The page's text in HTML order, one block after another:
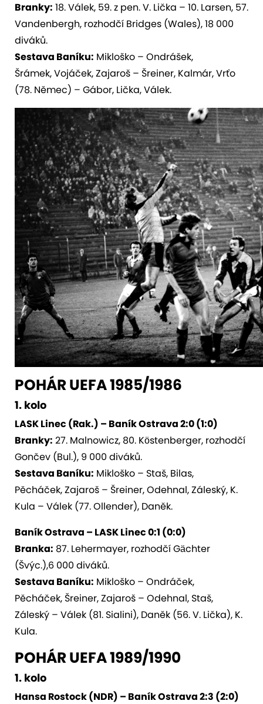
Branky: 18. Válek, 59. z pen. V. Lička – 10. Larsen, 57.
Vandenbergh, rozhodčí Bridges (Wales), 18 000
diváků.
Sestava Baníku: Mikloško – Ondrášek,
Šrámek, Vojáček, Zajaroš – Šreiner, Kalmár, Vrťo
(78. Němec) – Gábor, Lička, Válek.
POHÁR UEFA 1985/1986
1. kolo
LASK Linec (Rak.) – Baník Ostrava 2:0 (1:0)
Branky: 27. Malnowicz, 80. Köstenberger, rozhodčí
Gončev (Bul.), 9 000 diváků.
Sestava Baníku: Mikloško – Staš, Bilas,
Pěcháček, Zajaroš – Šreiner, Odehnal, Záleský, K.
Kula – Válek (77. Ollender), Daněk.
Baník Ostrava – LASK Linec 0:1 (0:0)
Branka: 87. Lehermayer, rozhodčí Gächter
(Švýc.),6 000 diváků.
Sestava Baníku: Mikloško – Ondráček,
Pěcháček, Šreiner, Zajaroš – Odehnal, Staš,
Záleský – Válek (81. Sialini), Daněk (56. V. Lička), K.
Kula.
POHÁR UEFA 1989/1990
1. kolo
Hansa Rostock (NDR) – Baník Ostrava 2:3 (2:0)